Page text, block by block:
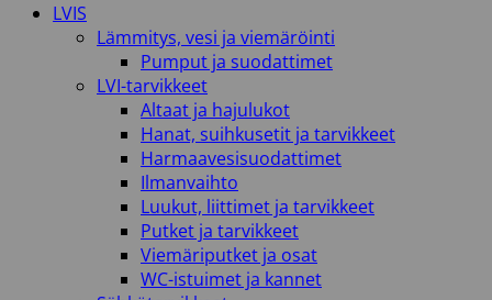
LVIS
Lämmitys, vesi ja viemäröinti
Pumput ja suodattimet
LVI-tarvikkeet
Altaat ja hajulukot
Hanat, suihkusetit ja tarvikkeet
Harmaavesisuodattimet
Ilmanvaihto
Luukut, liittimet ja tarvikkeet
Putket ja tarvikkeet
Viemäriputket ja osat
WC-istuimet ja kannet